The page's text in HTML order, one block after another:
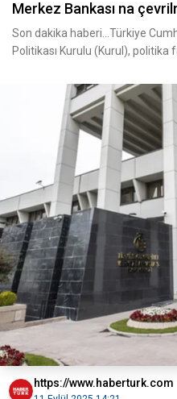
Merkez Bankası na
Son dakika haberi...Türkiye
Politikası Kurulu (Kurul),
https://www.haberturk.com